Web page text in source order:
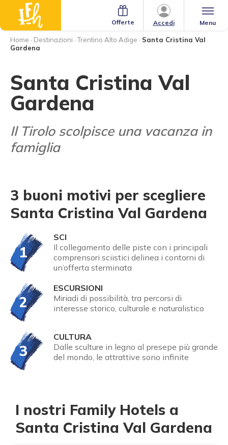
Menu
Accedi
Offerte
Home · Destinazioni ·Trentino Alto Adige · Santa Cristina Val
Gardena
Santa Cristina Val
Gardena
Il Tirolo scolpisce una vacanza in
famiglia
3 buoni motivi per scegliere
Santa Cristina Val Gardena
1
SCI
Il collegamento delle piste con i principali
comprensori sciistici delinea i contorni di
un’offerta sterminata
2
ESCURSIONI
Miriadi di possibilità, tra percorsi di
interesse storico, culturale e naturalistico
3
CULTURA
Dalle sculture in legno al presepe più grande
del mondo, le attrattive sono infinite
I nostri Family Hotels a
Santa Cristina Val Gardena